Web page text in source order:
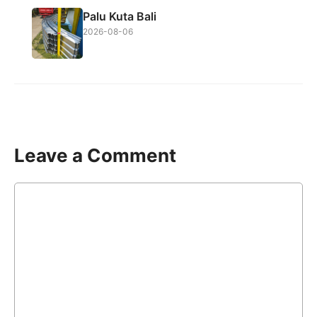
Palu Kuta Bali
2026-08-06
Leave a Comment
Comment